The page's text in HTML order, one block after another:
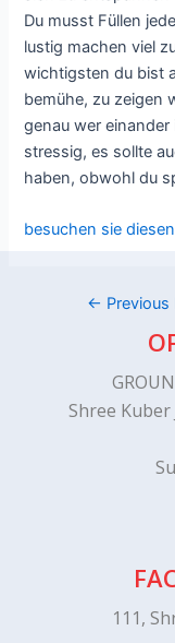
Du musst Füllen
lustig machen viel
wichtigsten du bist
bemühe, zu zeigen
genau wer
stressig, es sollte
haben, obwohl du
besuchen sie
← Previous
Shree Kuber
111,